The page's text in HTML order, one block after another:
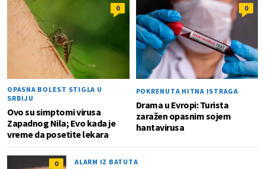
0
OPASNA BOLEST STIGLA U
SRBIJU
Ovo su simptomi virusa
Zapadnog Nila; Evo kada je
vreme da posetite lekara
0
POKRENUTA HITNA ISTRAGA
Drama u Evropi: Turista
zaražen opasnim sojem
hantavirusa
0 ALARM IZ BATUTA